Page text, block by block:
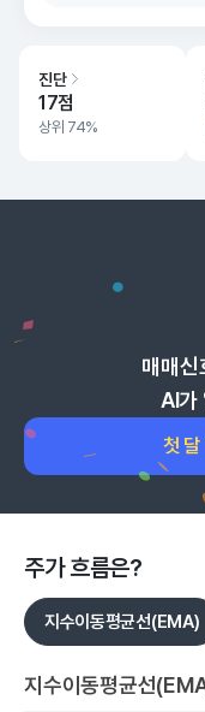
진단
17점
상위 74%
매매신
AI가
첫
주가 흐름은?
지수이동평균선(EMA)
지수이동평균선